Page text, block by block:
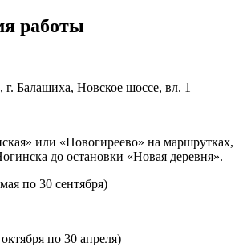
работы
г. Балашиха, Новское шоссе, вл. 1
или «Новогиреево» на маршрутках,
до остановки «Новая деревня».
по 30 сентября)
по 30 апреля)